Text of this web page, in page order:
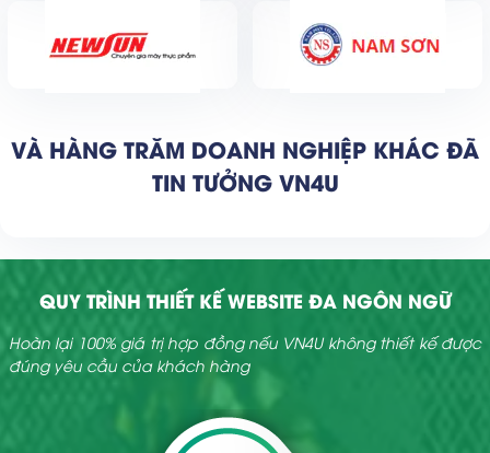
VÀ HÀNG TRĂM DOANH NGHIỆP KHÁC ĐÃ
TIN TƯỞNG VN4U
QUY TRÌNH THIẾT KẾ WEBSITE ĐA NGÔN NGỮ
Hoàn lại 100% giá trị hợp đồng nếu VN4U không thiết kế được
đúng yêu cầu của khách hàng